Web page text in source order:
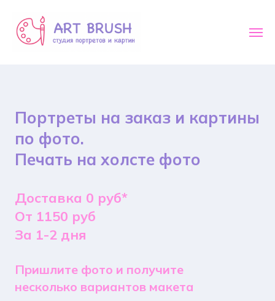
Портреты на заказ и картины
по фото.
Печать на холсте фото
Доставка 0 руб*
От 1150 руб
За 1-2 дня
Пришлите фото и получите
несколько вариантов макета